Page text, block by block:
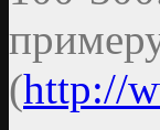
(http://